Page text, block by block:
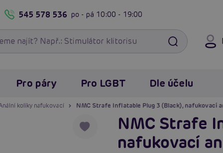
545 578 536 po - pá 10:00 - 19:00
Pro páry Pro LGBT Dle účelu
kolíky nafukovací NMC Strafe Inflatable Plug 3 (Black), nafukovací
NMC Strafe
nafukovací